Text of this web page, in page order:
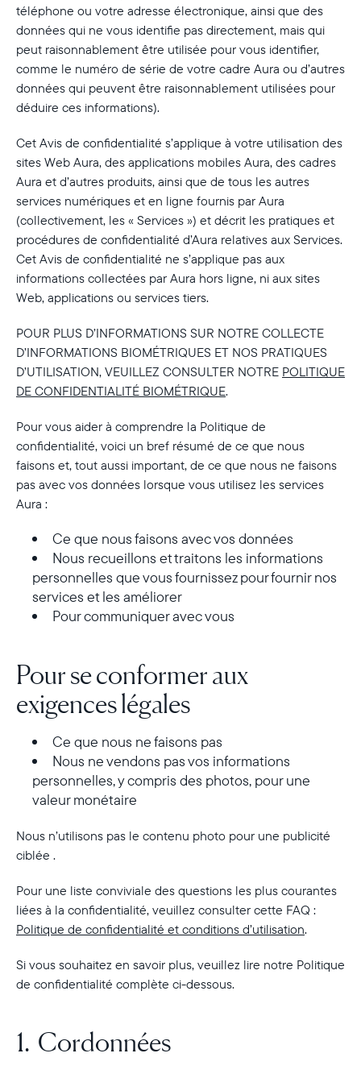
téléphone ou votre adresse électronique, ainsi que des
données qui ne vous identifie pas directement, mais qui
peut raisonnablement être utilisée pour vous identifier,
comme le numéro de série de votre cadre Aura ou d’autres
données qui peuvent être raisonnablement utilisées pour
déduire ces informations).
Cet Avis de confidentialité s’applique à votre utilisation des
sites Web Aura, des applications mobiles Aura, des cadres
Aura et d’autres produits, ainsi que de tous les autres
services numériques et en ligne fournis par Aura
(collectivement, les « Services ») et décrit les pratiques et
procédures de confidentialité d’Aura relatives aux Services.
Cet Avis de confidentialité ne s’applique pas aux
informations collectées par Aura hors ligne, ni aux sites
Web, applications ou services tiers.
POUR PLUS D’INFORMATIONS SUR NOTRE COLLECTE
D’INFORMATIONS BIOMÉTRIQUES ET NOS PRATIQUES
D’UTILISATION, VEUILLEZ CONSULTER NOTRE POLITIQUE
DE CONFIDENTIALITÉ BIOMÉTRIQUE.
Pour vous aider à comprendre la Politique de
confidentialité, voici un bref résumé de ce que nous
faisons et, tout aussi important, de ce que nous ne faisons
pas avec vos données lorsque vous utilisez les services
Aura :
Ce que nous faisons avec vos données
Nous recueillons et traitons les informations
personnelles que vous fournissez pour fournir nos
services et les améliorer
Pour communiquer avec vous
Pour se conformer aux
exigences légales
Ce que nous ne faisons pas
Nous ne vendons pas vos informations
personnelles, y compris des photos, pour une
valeur monétaire
Nous n’utilisons pas le contenu photo pour une publicité
ciblée .
Pour une liste conviviale des questions les plus courantes
liées à la confidentialité, veuillez consulter cette FAQ :
Politique de confidentialité et conditions d’utilisation.
Si vous souhaitez en savoir plus, veuillez lire notre Politique
de confidentialité complète ci-dessous.
1. Cordonnées